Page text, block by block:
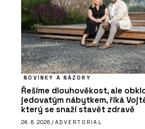
NOVINKY A NÁZORY
Řešíme dlouhověkost, ale
jedovatým nábytkem, říká
který se snaží stavět zdravě
24. 6. 2026 / ADVERTORIAL